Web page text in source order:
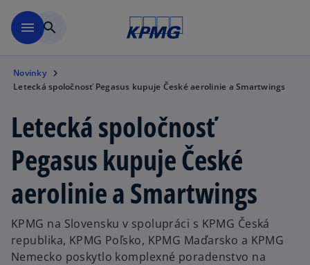
menu search
Novinky
Letecká spoločnosť Pegasus kupuje České aerolinie a Smartwings
Letecká spoločnosť
Pegasus kupuje České
aerolinie a Smartwings
KPMG na Slovensku v spolupráci s KPMG Česká
republika, KPMG Poľsko, KPMG Maďarsko a KPMG
Nemecko poskytlo komplexné poradenstvo na